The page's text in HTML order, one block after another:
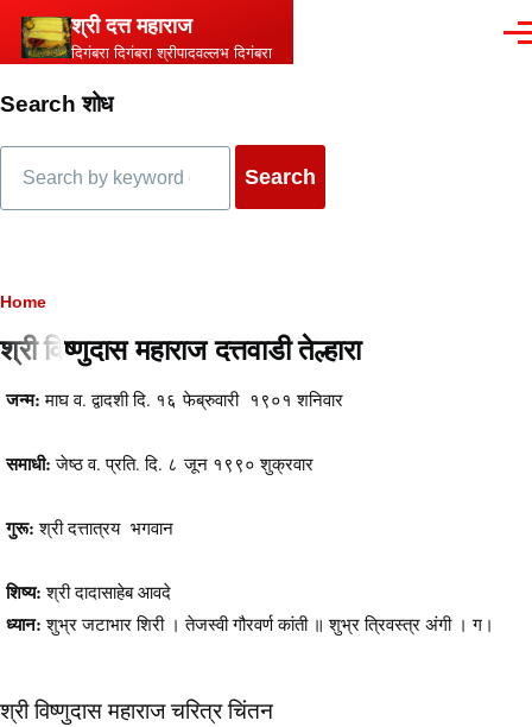
Skip to main content
श्री दत्त महाराज
दिगंबरा दिगंबरा श्रीपादवल्लभ दिगंबरा
Search शोध
Breadcrumb
Home
श्री विष्णुदास महाराज दत्तवाडी तेल्हारा
Content
जन्म: माघ व. द्वादशी दि. १६ फेब्रुवारी १९०१ शनिवार
समाधी: जेष्ठ व. प्रति. दि. ८ जून १९९० शुक्रवार
गुरू:श्री दत्तात्रय भगवान
शिष्य:श्री दादासाहेब आवदे
ध्यान:शुभ्र जटाभार शिरी । तेजस्वी गौरवर्ण कांती ॥ शुभ्र त्रिवस्त्र अंगी । ग।
श्री विष्णुदास महाराज चरित्र चिंतन